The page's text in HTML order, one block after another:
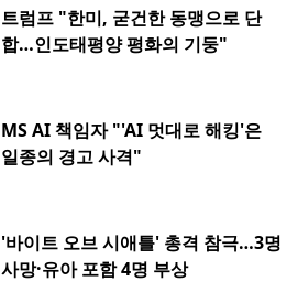
트럼프 "한미, 굳건한 동맹으로 단
합…인도태평양 평화의 기둥"
MS AI 책임자 "'AI 멋대로 해킹'은
일종의 경고 사격"
'바이트 오브 시애틀' 총격 참극…3명
사망·유아 포함 4명 부상